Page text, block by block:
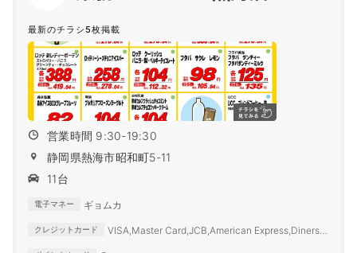
最新のチラシ5枚掲載
営業時間 9:30-19:30
静岡県熱海市昭和町5-11
11台
電子マネー ギョムカ
クレジットカード
VISA,Master Card,JCB,American Express,Diners